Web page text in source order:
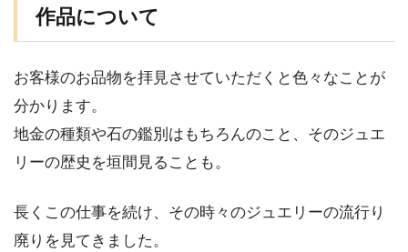
作品について
お客様のお品物を拝見させていただくと色々なことが
分かります。
地金の種類や石の鑑別はもちろんのこと、そのジュエ
リーの歴史を垣間見ることも。
長くこの仕事を続け、その時々のジュエリーの流行り
廃りを見てきました。